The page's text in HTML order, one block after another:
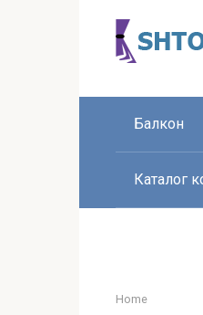
Балкон
Каталог
Home